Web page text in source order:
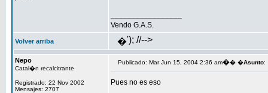
Vendo G.A.S.
Volver arriba �'); //-->
Nepo
Catal�n recalcitrante
Registrado: 22 Nov 2002
Mensajes: 2707
Publicado: Mar Jun 15, 2004 2:36 am�� �Asunto:
Pues no es eso